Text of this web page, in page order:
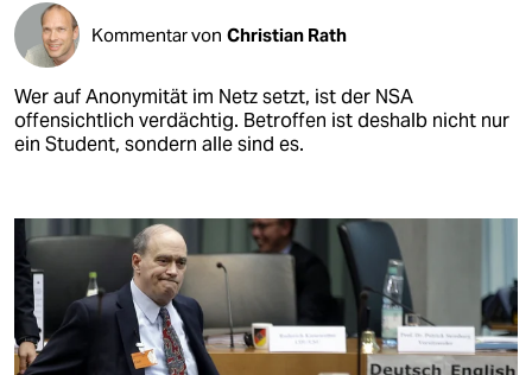
Kommentar von Christian Rath
Wer auf Anonymität im Netz setzt, ist der NSA
offensichtlich verdächtig. Betroffen ist deshalb nicht nur
ein Student, sondern alle sind es.